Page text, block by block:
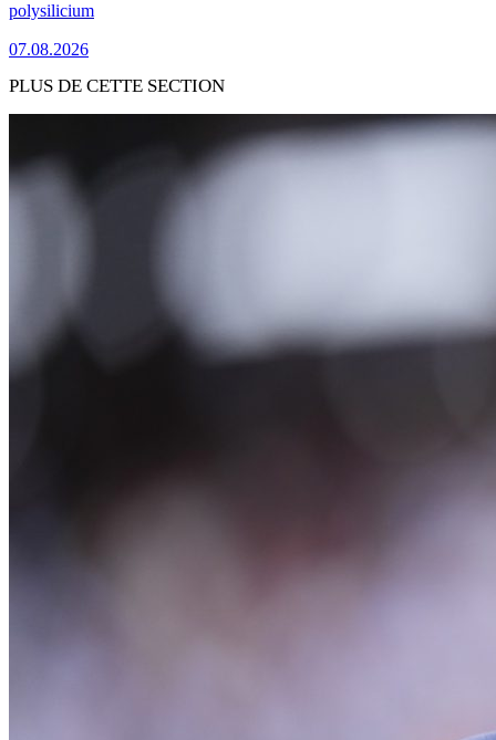
polysilicium
07.08.2026
PLUS DE CETTE SECTION